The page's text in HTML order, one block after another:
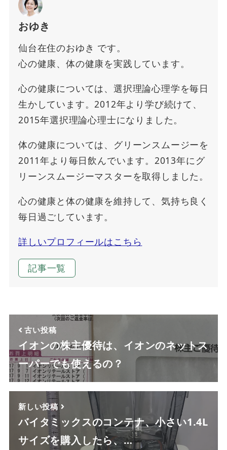
おゆき
仙台在住のおゆき です。
心の健康、体の健康を実践しています。
心の健康については、選択理論心理学を毎日
生かしています。2012年より学び続けて、
2015年選択理論心理士になりました。
体の健康については、グリーンスムージーを
2011年より毎日飲んでいます。2013年にグ
リーンスムージーマスターを取得しました。
心の健康と体の健康を維持して、気持ち良く
毎日過ごしています。
詳しいプロフィールはこちら
記事一覧
古い投稿
イオンの株主優待は、イオンのネットス
ーパーでも使えるの？
新しい投稿
バイタミックスのコンテナ、小さい1.4L
サイズを購入したら、…